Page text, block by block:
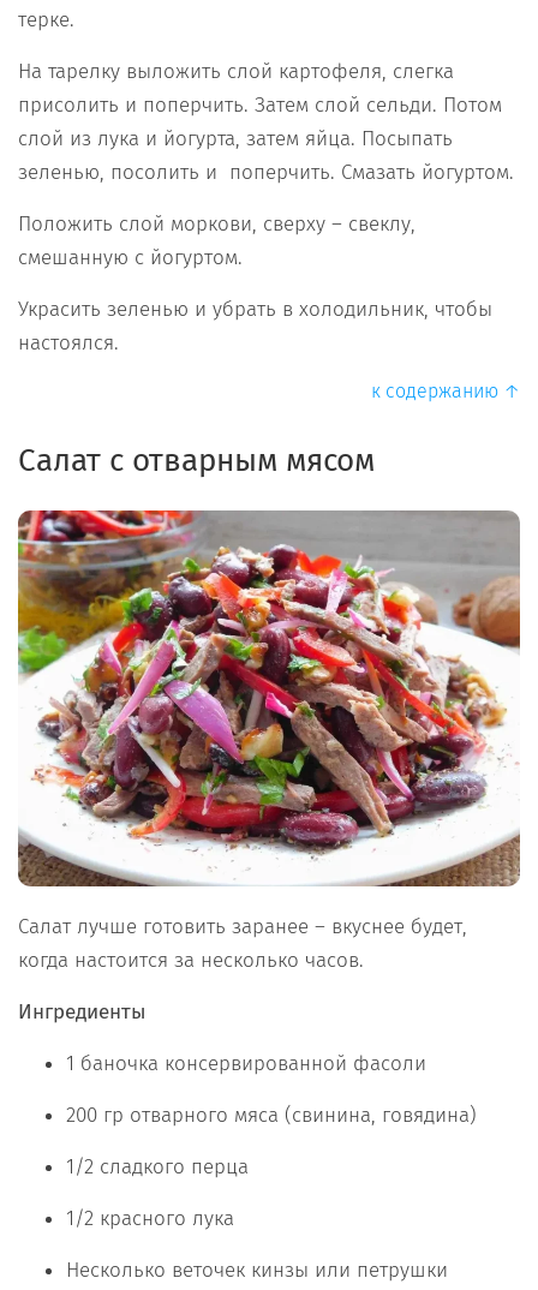
терке.
На тарелку выложить слой картофеля, слегка
присолить и поперчить. Затем слой сельди. Потом
слой из лука и йогурта, затем яйца. Посыпать
зеленью, посолить и поперчить. Смазать йогуртом.
Положить слой моркови, сверху – свеклу,
смешанную с йогуртом.
Украсить зеленью и убрать в холодильник, чтобы
настоялся.
к содержанию ↑
Салат с отварным мясом
Салат лучше готовить заранее – вкуснее будет,
когда настоится за несколько часов.
Ингредиенты
1 баночка консервированной фасоли
200 гр отварного мяса (свинина, говядина)
1/2 сладкого перца
1/2 красного лука
Несколько веточек кинзы или петрушки